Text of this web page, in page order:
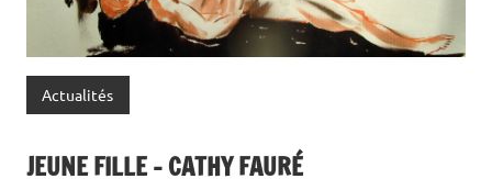
Actualités
JEUNE FILLE – CATHY FAURÉ